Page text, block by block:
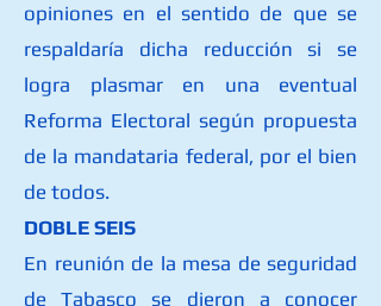
opiniones en el sentido de que se
respaldaría dicha reducción si se
logra plasmar en una eventual
Reforma Electoral según propuesta
de la mandataria federal, por el bien
de todos.
DOBLE SEIS
En reunión de la mesa de seguridad
de Tabasco se dieron a conocer